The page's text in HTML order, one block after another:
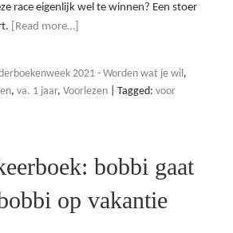
race eigenlijk wel te winnen? Een stoer
[Read more…]
2021 - Worden wat je wil,
, va. 1 jaar, Voorlezen Tagged: voor
bobbi gaat
op vakantie